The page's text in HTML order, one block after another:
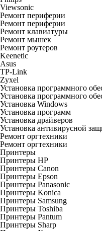
Viewsonic
Ремонт периферии
Ремонт периферии
Ремонт клавиатуры
Ремонт мышек
Ремонт роутеров
Keenetic
Asus
TP-Link
Zyxel
Установка программного
Установка программного
Установка Windows
Установка программ
Установка драйверов
Установка антивирусной
Ремонт оргтехники
Ремонт оргтехники
Принтеры
Принтеры HP
Принтеры Canon
Принтеры Epson
Принтеры Panasonic
Принтеры Konica
Принтеры Samsung
Принтеры Toshiba
Принтеры Pantum
Принтеры Sharp